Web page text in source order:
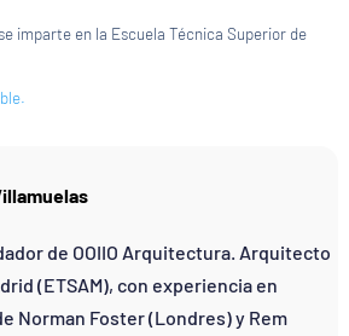
imparte en la Escuela Técnica Superior de
de OOIIO Arquitectura. Arquitecto
(ETSAM), con experiencia en
Norman Foster (Londres) y Rem